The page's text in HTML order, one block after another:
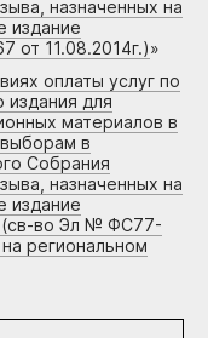
назначенных на
издание
от 11.08.2014г.)»
оплаты услуг по
для
материалов в
в
Собрания
назначенных на
издание
(св-во Эл № ФС77-
региональном